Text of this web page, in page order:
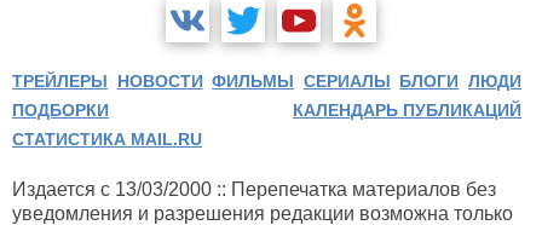
ТРЕЙЛЕРЫ НОВОСТИ ФИЛЬМЫ СЕРИАЛЫ БЛОГИ ЛЮДИ
ПОДБОРКИ
КАЛЕНДАРЬ ПУБЛИКАЦИЙ
СТАТИСТИКА MAIL.RU
Издается с 13/03/2000 :: Перепечатка материалов без
уведомления и разрешения редакции возможна только